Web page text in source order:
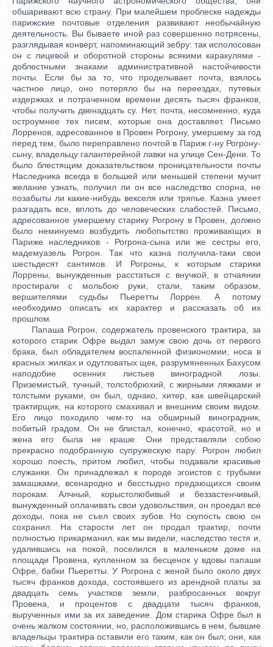
обшаривают всю страну. При малейшем проблеске надежды
парижские почтовые отделения развивают необычайную
деятельность. Вы бываете иной раз совершенно потрясены,
разглядывая конверт, напоминающий зебру: так исполосован
он с лицевой и оборотной стороны всякими каракулями -
доблестными знаками административной настойчивости
почты. Если бы за то, что проделывает почта, взялось
частное лицо, оно потеряло бы на переездах, путевых
издержках и потраченном времени десять тысяч франков,
чтобы получить двенадцать су. Нет, почта, несомненно, куда
остроумнее тех писем, которые она доставляет. Письмо
Лорренов, адресованное в Провен Рогрону, умершему за год
перед тем, было переправлено почтой в Париж г-ну Рогрону-
сыну, владельцу галантерейной лавки на улице Сен-Дени. То
было блестящим доказательством проницательности почты
Наследника всегда в большей или меньшей степени мучит
желание узнать, получил ли он все наследство спорна, не
позабыты ли какие-нибудь векселя или тряпье. Казна умеет
разгадать все, вплоть до человеческих слабостей. Письмо,
адресованное умершему старику Рогрону в Провен, должно
было неминуемо возбудить любопытство проживающих в
Париже наследников - Рогрона-сына или же сестры его,
мадемуазель Рогрон. Так что казна получила-таки свои
шестьдесят сантимов. И Рогроны, к которым старики
Лоррены, вынужденные расстаться с внучкой, в отчаянии
простирали с мольбою руки, стали, таким образом,
вершителями судьбы Пьеретты Лоррен. А потому
необходимо описать их характер и рассказать об их
прошлом.
Папаша Рогрон, содержатель провенского трактира, за
которого старик Офре выдал замуж свою дочь от первого
брака, был обладателем воспаленной физиономии, носа в
красных жилках и одутловатых щек, разрумяненных Бахусом
наподобие осенних листьев виноградной лозы.
Приземистый, тучный, толстобрюхий, с жирными ляжками и
толстыми руками, он был, однако, хитер, как швейцарский
трактирщик, на которого смахивал и внешним своим видом.
Его лицо походило чем-то на обширный виноградник,
побитый градом. Он не блистал, конечно, красотой, но и
жена его была не краше. Они представляли собою
прекрасно подобранную супружескую пару. Рогрон любил
хорошо поесть, притом любил, чтобы подавали красивые
служанки. Он принадлежал к породе эгоистов с грубыми
замашками, всенародно и бесстыдно предающихся своим
порокам. Алчный, корыстолюбивый и беззастенчивый,
вынужденный оплачивать свои удовольствия, он проедал все
доходы, пока не съел своих зубов. Но скупость свою он
сохранил. На старости лет он продал трактир, почти
полностью прикарманил, как мы видели, наследство тестя и,
удалившись на покой, поселился в маленьком доме на
площади Провена, купленном за бесценок у вдовы папаши
Офре, бабки Пьеретты. У Рогрона с женой было около двух
тысяч франков дохода, состоявшего из арендной платы за
двадцать семь участков земли, разбросанных вокруг
Провена, и процентов с двадцати тысяч франков,
вырученных ими за их заведение. Дом старика Офре был в
очень жалком состоянии, но, расположившись в нем, бывшие
владельцы трактира оставили его таким, как он был; они, как